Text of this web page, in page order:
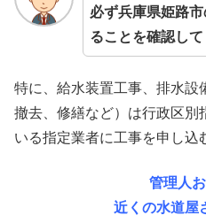
必ず兵庫県姫路
ることを確認して
特に、給水装置工事、排水設
撤去、修繕など）は行政区別
いる指定業者に工事を申し込
管理人
近くの水道屋